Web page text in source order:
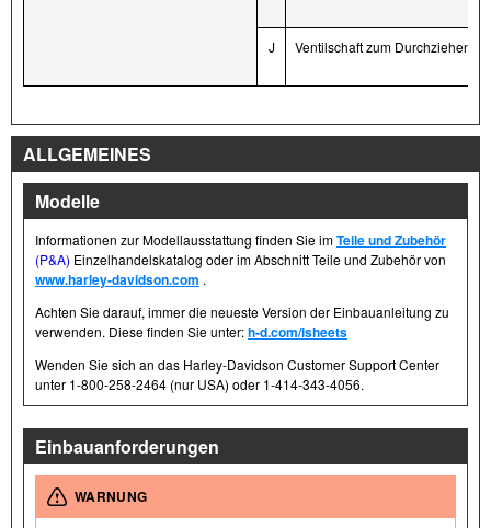
J Ventilschaft zum Durchziehen
ALLGEMEINES
Modelle
Informationen zur Modellausstattung finden Sie imTeile und Zubehör
(P&A) Einzelhandelskatalog oder im Abschnitt Teile und Zubehör von
www.harley-davidson.com .
Achten Sie darauf, immer die neueste Version der Einbauanleitung zu
verwenden. Diese finden Sie unter:h-d.com/isheets
Wenden Sie sich an das Harley-Davidson Customer Support Center
unter 1-800-258-2464 (nur USA) oder 1-414-343-4056.
Einbauanforderungen
WARNUNG